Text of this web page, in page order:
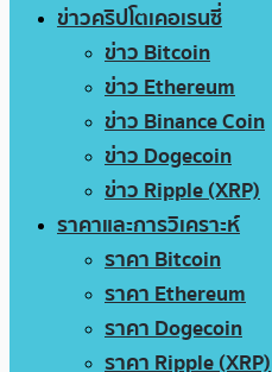
ข่าวคริปโตเคอเรนซี่
ข่าว Bitcoin
ข่าว Ethereum
ข่าว Binance Coin
ข่าว Dogecoin
ข่าว Ripple (XRP)
ราคาและการวิเคราะห์
ราคา Bitcoin
ราคา Ethereum
ราคา Dogecoin
ราคา Ripple (XRP)